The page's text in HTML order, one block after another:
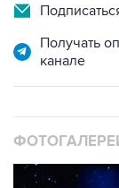
Получать
канале